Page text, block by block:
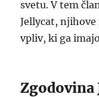
svetu. V tem
Jellycat,
vpliv, ki ga
Zgodovina